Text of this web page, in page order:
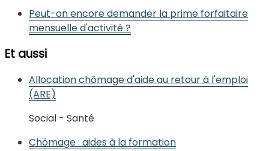
Peut-on encore demander la prime forfaitaire
mensuelle d'activité ?
Et aussi
Allocation chômage d'aide au retour à l'emploi
(ARE)
Social - Santé
Chômage : aides à la formation